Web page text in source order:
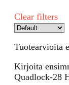
Clear filters
Tuotearvioita
Kirjoita
Quadlock-28